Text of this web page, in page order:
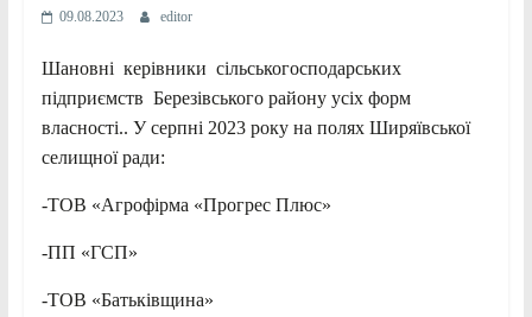
09.08.2023 editor
Шановні керівники сільськогосподарських
підприємств Березівського району усіх форм
власності.. У серпні 2023 року на полях Ширяївської
селищної ради:
-ТОВ «Агрофірма «Прогрес Плюс»
-ПП «ГСП»
-ТОВ «Батьківщина»